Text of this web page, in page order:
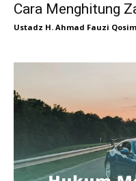
Cara Menghitung
Ustadz H. Ahmad Fauzi